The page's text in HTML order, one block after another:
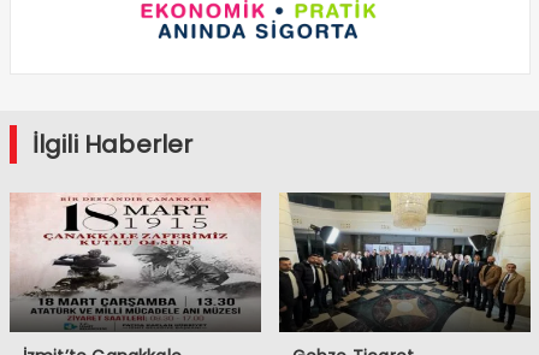
İlgili Haberler